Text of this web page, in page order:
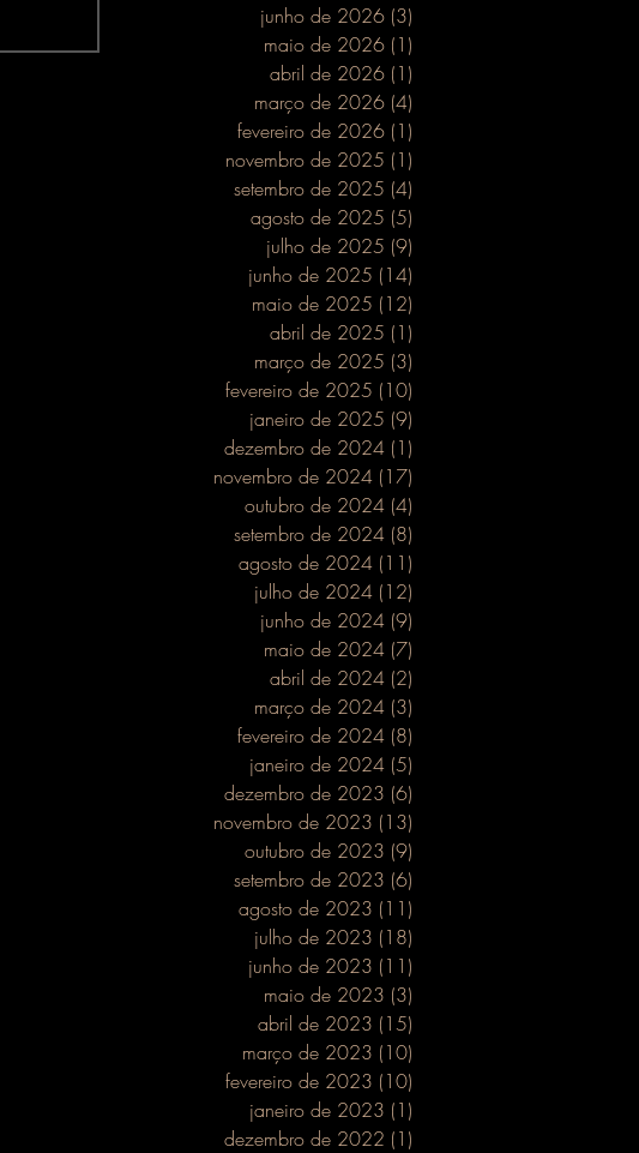
junho de 2026 (3)
maio de 2026 (1)
abril de 2026 (1)
março de 2026 (4)
fevereiro de 2026 (1)
novembro de 2025 (1)
setembro de 2025 (4)
agosto de 2025 (5)
julho de 2025 (9)
junho de 2025 (14)
maio de 2025 (12)
abril de 2025 (1)
março de 2025 (3)
fevereiro de 2025 (10)
janeiro de 2025 (9)
dezembro de 2024 (1)
novembro de 2024 (17)
outubro de 2024 (4)
setembro de 2024 (8)
agosto de 2024 (11)
julho de 2024 (12)
junho de 2024 (9)
maio de 2024 (7)
abril de 2024 (2)
março de 2024 (3)
fevereiro de 2024 (8)
janeiro de 2024 (5)
dezembro de 2023 (6)
novembro de 2023 (13)
outubro de 2023 (9)
setembro de 2023 (6)
agosto de 2023 (11)
julho de 2023 (18)
junho de 2023 (11)
maio de 2023 (3)
abril de 2023 (15)
março de 2023 (10)
fevereiro de 2023 (10)
janeiro de 2023 (1)
dezembro de 2022 (1)